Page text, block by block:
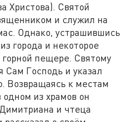
Христова). Святой
и служил на
Однако, устрашившись
города и некоторое
пещере. Святому
Сам Господь и указал
Возвращаясь к местам
одном из храмов он
и чтеца